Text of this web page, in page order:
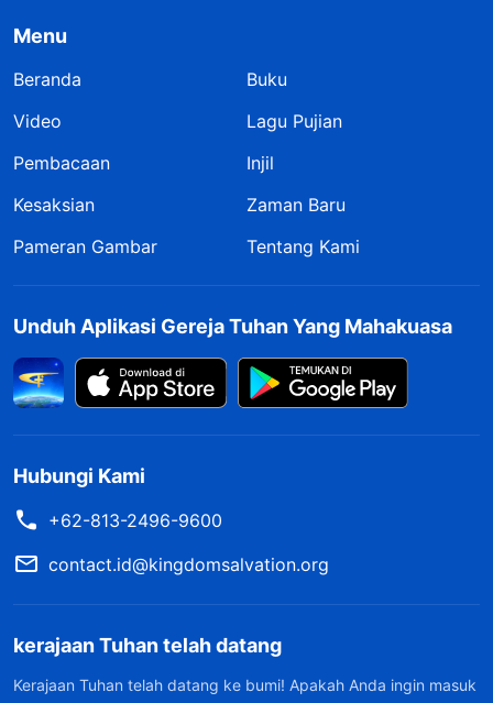
Menu
Beranda
Buku
Video
Lagu Pujian
Pembacaan
Injil
Kesaksian
Zaman Baru
Pameran Gambar
Tentang Kami
Unduh Aplikasi Gereja Tuhan Yang Mahakuasa
Hubungi Kami
+62-813-2496-9600
contact.id@kingdomsalvation.org
kerajaan Tuhan telah datang
Kerajaan Tuhan telah datang ke bumi! Apakah Anda ingin masuk